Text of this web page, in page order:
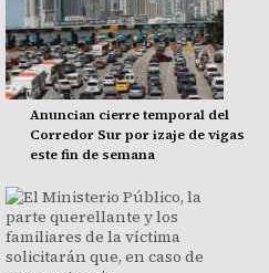
Anuncian cierre temporal del
Corredor Sur por izaje de vigas
este fin de semana